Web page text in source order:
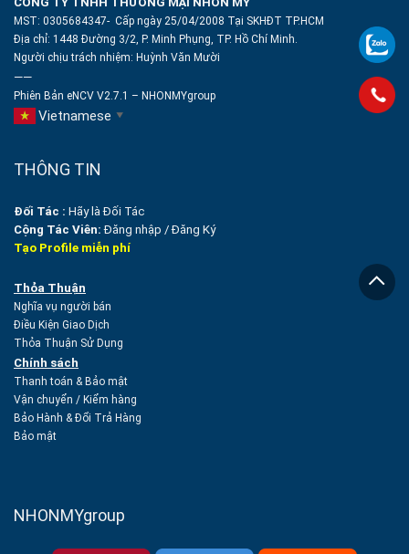
MST: 0305684347- Cấp ngày 25/04/2008 Tại SKHĐT TP.HCM
Địa chỉ: 1448 Đường 3/2, P. Minh Phụng, TP. Hồ Chí Minh.
Người chịu trách nhiệm: Huỳnh Văn Mười
——
Phiên Bản eNCV V2.7.1 – NHONMYgroup
Vietnamese ▼
THÔNG TIN
Đối Tác : Hãy là Đối Tác
Cộng Tác Viên: Đăng nhập /Đăng Ký
Tạo Profile miễn phí
Thỏa Thuận
Nghĩa vụ người bán
Điều Kiện Giao Dịch
Thỏa Thuận Sử Dụng
Chính sách
Thanh toán & Bảo mật
Vận chuyển / Kiểm hàng
Bảo Hành & Đổi Trả Hàng
Bảo mật
NHONMYgroup